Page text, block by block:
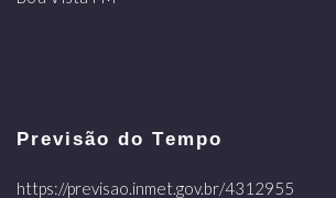
Previsão do Tempo
https://previsao.inmet.gov.br/4312955